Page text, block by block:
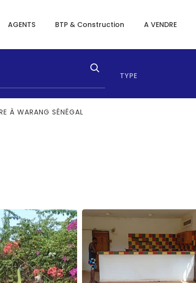
AGENTS BTP & Construction A VENDRE
TYPE
À WARANG SÉNÉGAL